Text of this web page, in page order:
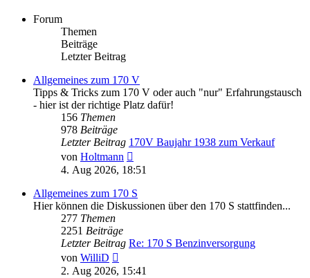
Forum
Themen
Beiträge
Letzter Beitrag
Allgemeines zum 170 V
Tipps & Tricks zum 170 V oder auch "nur" Erfahrungstausch
- hier ist der richtige Platz dafür!
156 Themen
978 Beiträge
Letzter Beitrag 170V Baujahr 1938 zum Verkauf
von Holtmann
Beitrag
4. Aug 2026, 18:51
Allgemeines zum 170 S
Hier können die Diskussionen über den 170 S stattfinden...
277 Themen
2251 Beiträge
Letzter Beitrag Re: 170 S Benzinversorgung
von WilliD
Beitrag
2. Aug 2026, 15:41